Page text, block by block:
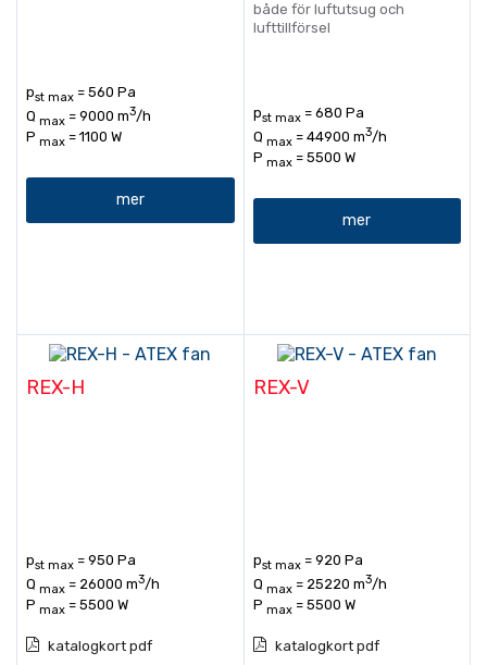
pst max = 560 Pa
Q max = 9000 m3/h
P max = 1100 W
mer
både för luftutsug och
lufttillförsel
pst max= 680 Pa
Q max= 44900 m3/h
P max= 5500 W
mer
REX-H
pst max = 950 Pa
Q max = 26000 m3/h
P max = 5500 W
katalogkort pdf
REX-V
pst max= 920 Pa
Q max= 25220 m3/h
P max= 5500 W
katalogkort pdf